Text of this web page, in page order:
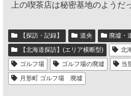
上の喫茶店は秘密基地のようだ
【探訪・記録】 道央
廃墟・
【北海道探訪】(エリア横断型)
北
ゴルフ場
ゴルフ場の廃墟
当
月形町 ゴルフ場 廃墟